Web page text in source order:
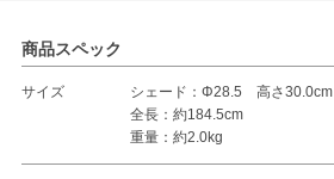
商品スペック
サイズ
シェード：Φ28.5 高さ30.0cm
全長：約184.5cm
重量：約2.0kg